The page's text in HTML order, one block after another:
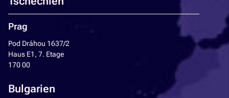
Prag
Pod Dráhou 1637/2
Haus E1, 7. Etage
170 00
Bulgarien